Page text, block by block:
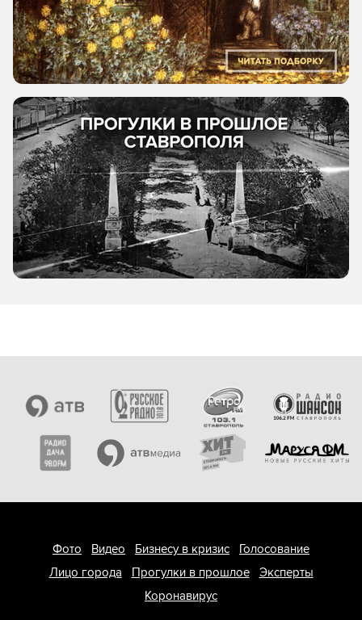
Фото Видео Бизнесу в кризис
Голосование
Лицо города
Прогулки в прошлое
Эксперты
Коронавирус